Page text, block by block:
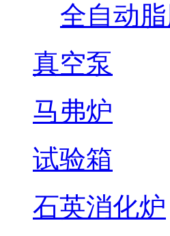
全自动
真空泵
马弗炉
试验箱
石英消化炉